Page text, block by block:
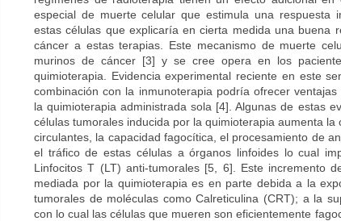
especial de muerte celular que estimula una respuesta
estas células que explicaría en cierta medida una buena
cáncer a estas terapias. Este mecanismo de muerte
murinos de cáncer [3] y se cree opera en los
quimioterapia. Evidencia experimental reciente en este
combinación con la inmunoterapia podría ofrecer
la quimioterapia administrada sola [4]. Algunas de estas
células tumorales inducida por la quimioterapia aumenta
circulantes, la capacidad fagocítica, el procesamiento de
el tráfico de estas células a órganos linfoides lo cual
Linfocitos T (LT) anti-tumorales [5, 6]. Este incremento
mediada por la quimioterapia es en parte debida a la
tumorales de moléculas como Calreticulina (CRT); a la
con lo cual las células que mueren son eficientemente